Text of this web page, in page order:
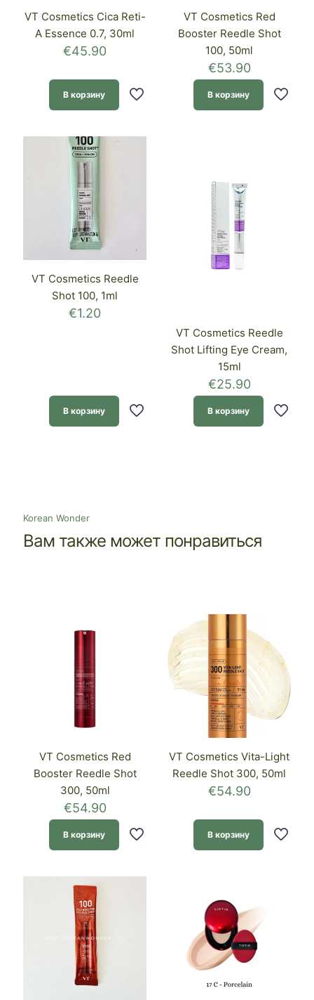
VT Cosmetics Cica Reti-
A Essence 0.7, 30ml
€45.90
В корзину
VT Cosmetics Red
Booster Reedle Shot
100, 50ml
€53.90
В корзину
VT Cosmetics Reedle
Shot 100, 1ml
€1.20
В корзину
VT Cosmetics Reedle
Shot Lifting Eye Cream,
15ml
€25.90
В корзину
Korean Wonder
Вам также может понравиться
VT Cosmetics Red
Booster Reedle Shot
300, 50ml
€54.90
В корзину
VT Cosmetics Vita-Light
Reedle Shot 300, 50ml
€54.90
В корзину